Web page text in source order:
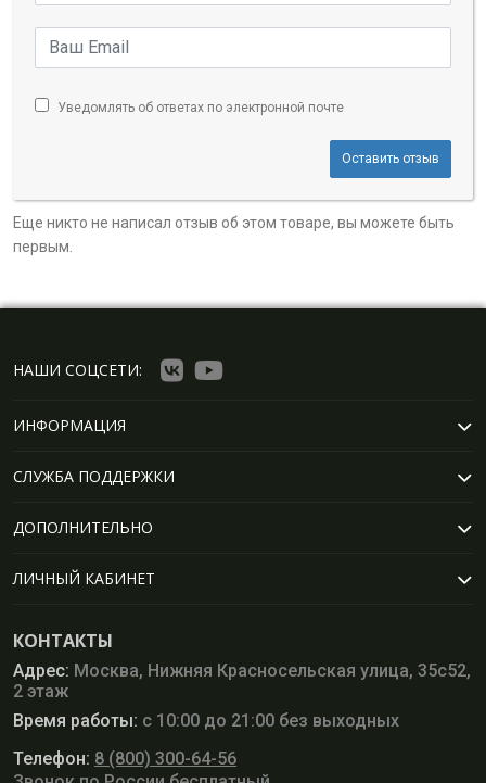
Уведомлять об ответах по электронной почте
Оставить отзыв
Еще никто не написал отзыв об этом товаре, вы можете быть
первым.
НАШИ СОЦСЕТИ:
ИНФОРМАЦИЯ
СЛУЖБА ПОДДЕРЖКИ
ДОПОЛНИТЕЛЬНО
ЛИЧНЫЙ КАБИНЕТ
КОНТАКТЫ
Адрес: Москва, Нижняя Красносельская улица, 35с52,
2 этаж
Время работы: с 10:00 до 21:00 без выходных
Телефон: 8 (800) 300-64-56